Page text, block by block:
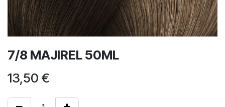
7/8 MAJIREL 50ML
13,50 €